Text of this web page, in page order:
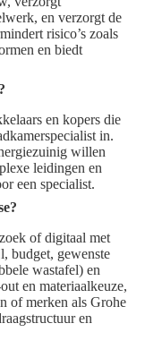
en verzorgt de
risico’s zoals
en biedt
en kopers die
in.
willen
leidingen en
een specialist.
of digitaal met
budget, gewenste
wastafel) en
en materiaalkeuze,
of merken als Grohe
en